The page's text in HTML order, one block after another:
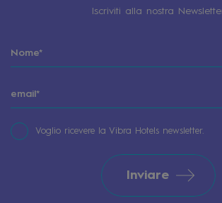
Iscriviti alla nostra
Voglio ricevere la Vibra Hotels newsletter.
Inviare